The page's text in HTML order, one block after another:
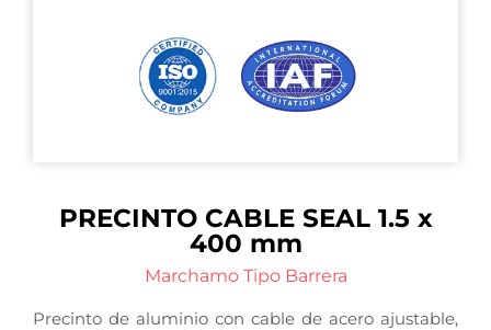
PRECINTO CABLE SEAL 1.5 x
400 mm
Marchamo Tipo Barrera
Precinto de aluminio con cable de acero ajustable,